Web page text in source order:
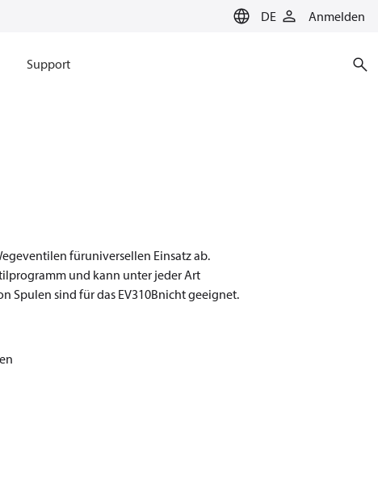
DE Anmelden
Support
füruniversellen Einsatz ab.
und kann unter jeder Art
Spulen sind für das EV310Bnicht geeignet.